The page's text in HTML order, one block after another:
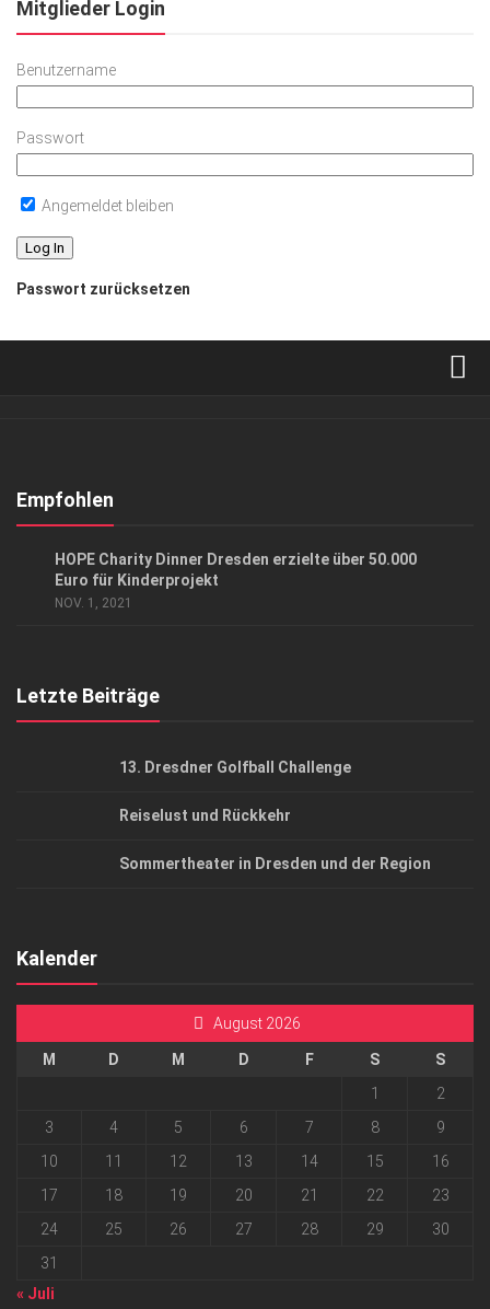
Mitglieder Login
Benutzername
Passwort
Angemeldet bleiben
Passwort zurücksetzen
Kontakt, Impressum
Empfohlen
HOPE Charity Dinner Dresden erzielte über 50.000
Euro für Kinderprojekt
NOV. 1, 2021
Letzte Beiträge
13. Dresdner Golfball Challenge
Reiselust und Rückkehr
Sommertheater in Dresden und der Region
Kalender
August 2026
M D M D F S
S
1
2
3
4 5 6 7 8
9
10
11 12 13 14 15
16
17
18 19 20 21 22
23
24
25 26 27 28 29
30
31
« Juli